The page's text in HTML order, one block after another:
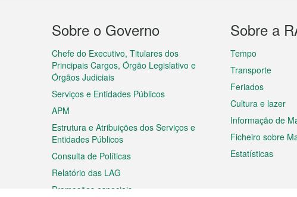
Menu
do
rodapé
Sobre o Governo
Chefe do Executivo, Titulares dos
Principais Cargos, Órgão Legislativo e
Órgãos Judiciais
Serviços e Entidades Públicos
APM
Estrutura e Atribuições dos Serviços e
Entidades Públicos
Consulta de Políticas
Relatório das LAG
Promoções especiais
Sobre a
Tempo
Transporte
Feriados
Cultura e lazer
Informação de
Ficheiro sobre
Estatísticas